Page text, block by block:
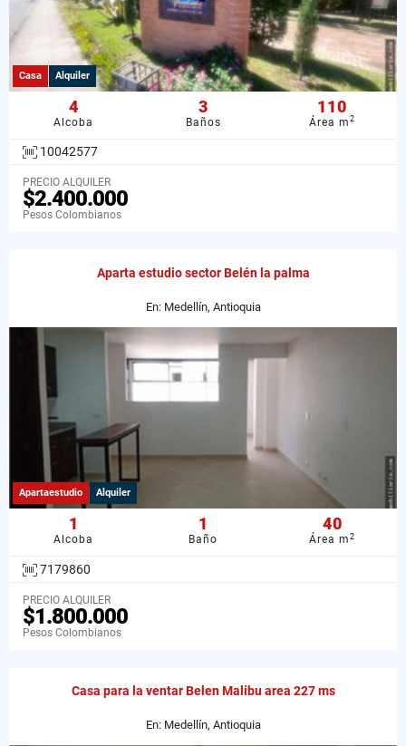
Casa Alquiler
4
Alcoba
3
Baños
110
Área m2
10042577
PRECIO ALQUILER
$2.400.000
Pesos Colombianos
Aparta estudio sector Belén la palma
En: Medellín, Antioquia
Apartaestudio Alquiler
1
Alcoba
1
Baño
40
Área m2
7179860
PRECIO ALQUILER
$1.800.000
Pesos Colombianos
Casa para la ventar Belen Malibu area 227 ms
En: Medellín, Antioquia